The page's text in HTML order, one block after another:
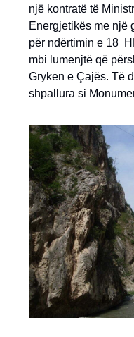
një kontratë të
Energjetikës me një
për ndërtimin e 18
mbi lumenjtë që
Gryken e Çajës. Të
shpallura si